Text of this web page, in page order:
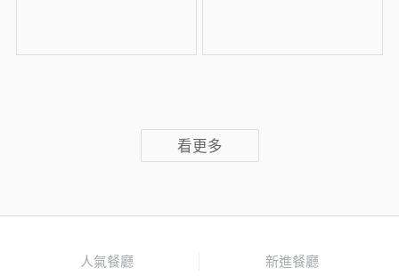
看更多
人氣餐廳 新進餐廳